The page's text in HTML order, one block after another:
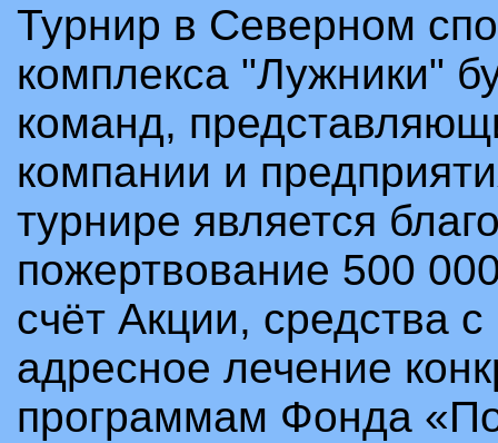
Турнир в Северном
комплекса "Лужники"
команд,
компании и
турнире является
пожертвование 500
счёт Акции, средства
адресное лечение
программам Фонда